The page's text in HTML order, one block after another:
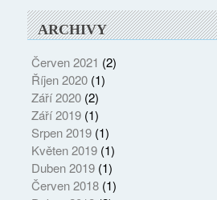
ARCHIVY
Červen 2021 (2)
Říjen 2020(1)
Září 2020(2)
Září 2019(1)
Srpen 2019(1)
Květen 2019(1)
Duben 2019(1)
Červen 2018(1)